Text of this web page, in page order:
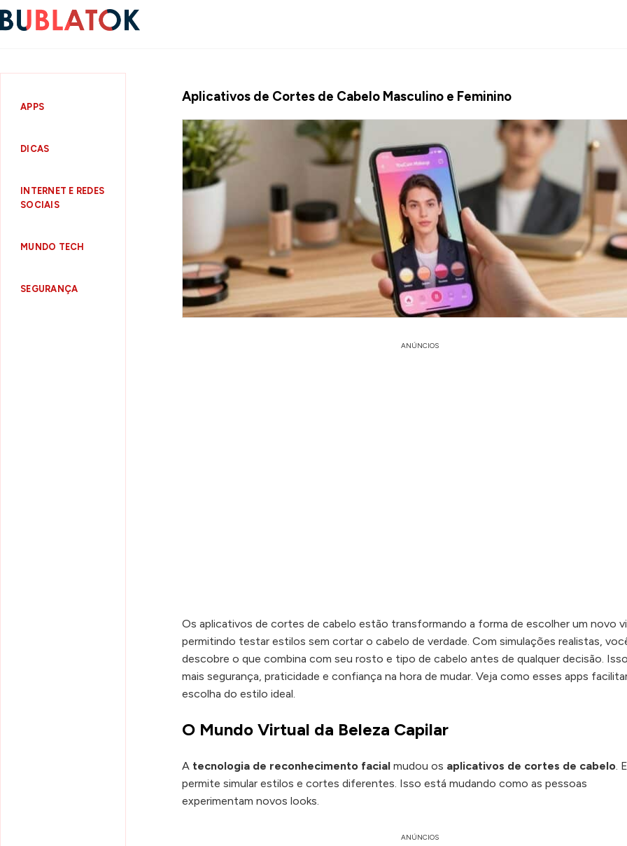
APPS
DICAS
INTERNET E REDES
SOCIAIS
MUNDO TECH
SEGURANÇA
Aplicativos de Cortes de Cabelo Masculino e Feminino
ANÚNCIOS
Os aplicativos de cortes de cabelo estão transformando a forma de escolher um novo
permitindo testar estilos sem cortar o cabelo de verdade. Com simulações realistas,
descobre o que combina com seu rosto e tipo de cabelo antes de qualquer decisão.
mais segurança, praticidade e confiança na hora de mudar. Veja como esses apps
escolha do estilo ideal.
O Mundo Virtual da Beleza Capilar
A tecnologia de reconhecimento facial mudou os aplicativos de cortes de cabelo.
permite simular estilos e cortes diferentes. Isso está mudando como as pessoas
experimentam novos looks.
ANÚNCIOS